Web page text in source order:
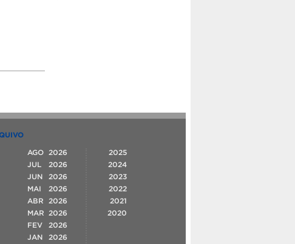
AGO
2026
JUL
2026
JUN
2026
MAI
2026
ABR
2026
MAR
2026
FEV
2026
JAN
2026
2025
2024
2023
2022
2021
2020